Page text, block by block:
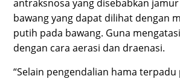
antraksnosa yang disebabkan
bawang yang dapat dilihat dengan
putih pada bawang. Guna
dengan cara aerasi dan draenasi.
“Selain pengendalian hama